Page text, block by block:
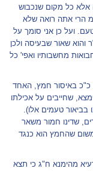
אלא כל מקום שנכבוש
הרי אתה רואה שלא
ועל כן אני סומך על
שאור שבעיסה ולכן
מחשבותיו ואפי' כל
כ"כ באיסור חמץ, האחד
שחייבים על אכילתו
בביאור טעמים אלו).
שדינו חמור משאר
שהחמץ הוא כנגד
מהימנא ח"ג כי תצא